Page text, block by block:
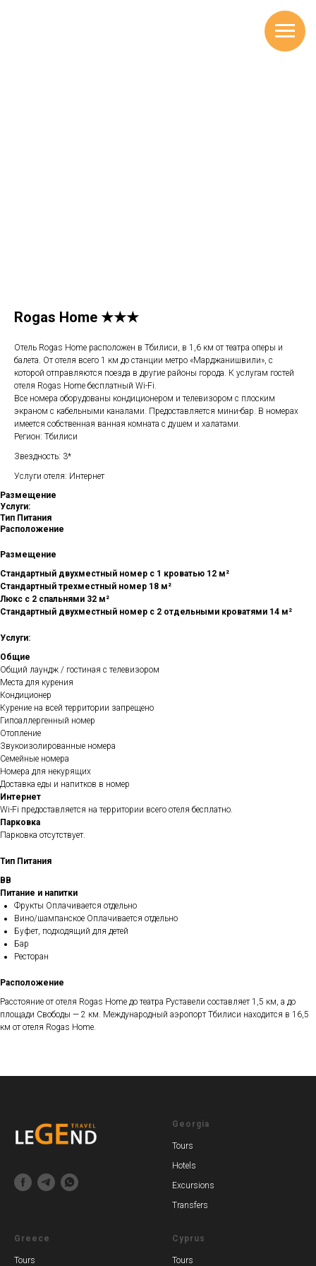
Rogas Home ★★★
Отель Rogas Home расположен в Тбилиси, в 1,6 км от театра оперы и
балета. От отеля всего 1 км до станции метро «Марджанишвили», с
которой отправляются поезда в другие районы города. К услугам гостей
отеля Rogas Home бесплатный Wi-Fi.
Все номера оборудованы кондиционером и телевизором с плоским
экраном с кабельными каналами. Предоставляется мини-бар. В номерах
имеется собственная ванная комната с душем и халатами.
Регион: Тбилиси
Звездность: 3*
Услуги отеля: Интернет
Размещение
Услуги:
Тип Питания
Расположение
Размещение
Стандартный двухместный номер с 1 кроватью 12 м²
Стандартный трехместный номер 18 м²
Люкс с 2 спальнями 32 м²
Стандартный двухместный номер с 2 отдельными кроватями 14 м²
Услуги:
Общие
Общий лаундж / гостиная с телевизором
Места для курения
Кондиционер
Курение на всей территории запрещено
Гипоаллергенный номер
Отопление
Звукоизолированные номера
Семейные номера
Номера для некурящих
Доставка еды и напитков в номер
Интернет
Wi-Fi предоставляется на территории всего отеля бесплатно.
Парковка
Парковка отсутствует.
Тип Питания
BB
Питание и напитки
Фрукты Оплачивается отдельно
Вино/шампанское Оплачивается отдельно
Буфет, подходящий для детей
Бар
Ресторан
Расположение
Расстояние от отеля Rogas Home до театра Руставели составляет 1,5 км, а до
площади Свободы — 2 км. Международный аэропорт Тбилиси находится в 16,5
км от отеля Rogas Home.
Georgia
Tours
Hotels
Excursions
Transfers
Greece
Tours
Cyprus
Tours